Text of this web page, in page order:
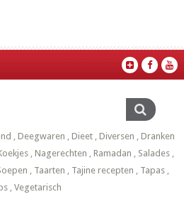
, Deegwaren , Dieet , Diversen , Dranken
, Nagerechten , Ramadan , Salades ,
, Taarten , Tajine recepten , Tapas ,
, Vegetarisch